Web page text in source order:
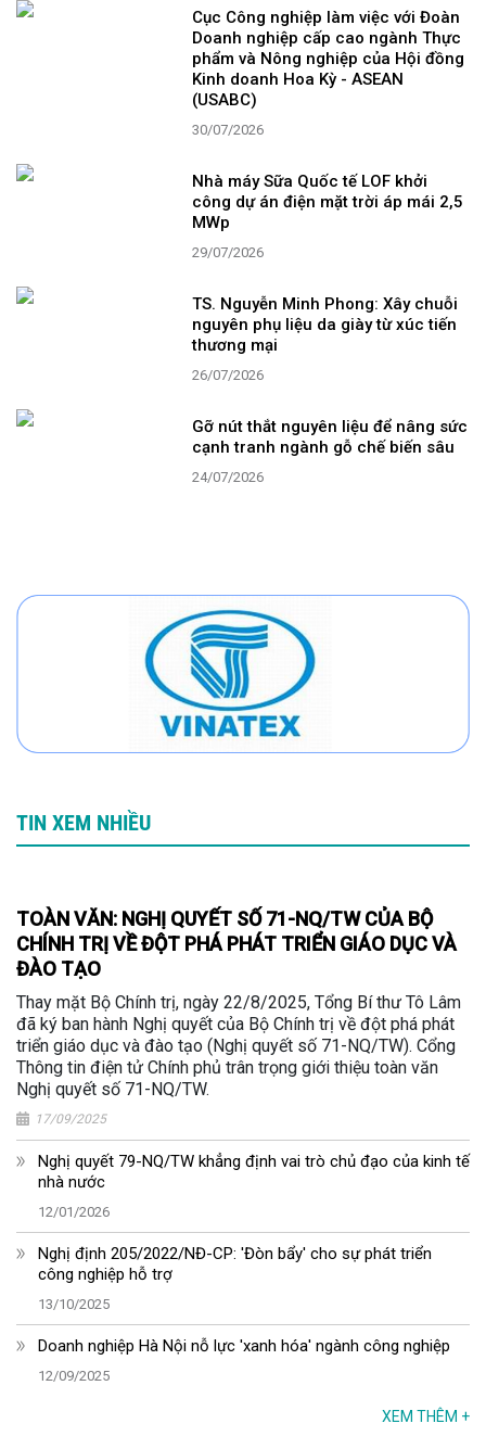
Cục Công nghiệp làm việc với Đoàn
Doanh nghiệp cấp cao ngành Thực
phẩm và Nông nghiệp của Hội đồng
Kinh doanh Hoa Kỳ - ASEAN
(USABC)
30/07/2026
Nhà máy Sữa Quốc tế LOF khởi
công dự án điện mặt trời áp mái 2,5
MWp
29/07/2026
TS. Nguyễn Minh Phong: Xây chuỗi
nguyên phụ liệu da giày từ xúc tiến
thương mại
26/07/2026
Gỡ nút thắt nguyên liệu để nâng sức
cạnh tranh ngành gỗ chế biến sâu
24/07/2026
TIN XEM NHIỀU
TOÀN VĂN: NGHỊ QUYẾT SỐ 71-NQ/TW CỦA BỘ
CHÍNH TRỊ VỀ ĐỘT PHÁ PHÁT TRIỂN GIÁO DỤC VÀ
ĐÀO TẠO
Thay mặt Bộ Chính trị, ngày 22/8/2025, Tổng Bí thư Tô Lâm
đã ký ban hành Nghị quyết của Bộ Chính trị về đột phá phát
triển giáo dục và đào tạo (Nghị quyết số 71-NQ/TW). Cổng
Thông tin điện tử Chính phủ trân trọng giới thiệu toàn văn
Nghị quyết số 71-NQ/TW.
17/09/2025
Nghị quyết 79-NQ/TW khẳng định vai trò chủ đạo của kinh tế
nhà nước
12/01/2026
Nghị định 205/2022/NĐ-CP: 'Đòn bẩy' cho sự phát triển
công nghiệp hỗ trợ
13/10/2025
Doanh nghiệp Hà Nội nỗ lực 'xanh hóa' ngành công nghiệp
12/09/2025
XEM THÊM +